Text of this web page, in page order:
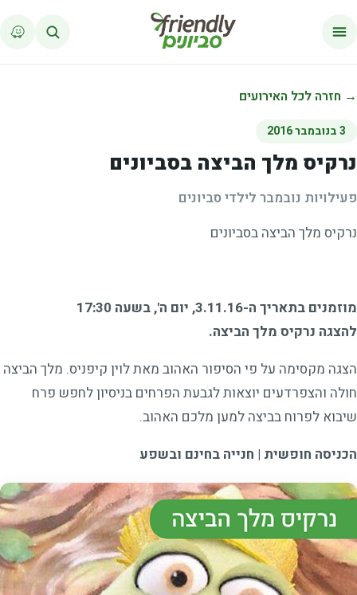
→ חזרה לכל האירועים
3 בנובמבר 2016
נרקיס מלך הביצה בסביונים
פעילויות נובמבר לילדי סביונים
נרקיס מלך הביצה בסביונים
מוזמנים בתאריך ה-3.11.16, יום ה', בשעה 17:30
להצגה נרקיס מלך הביצה.
הצגה מקסימה על פי הסיפור האהוב מאת לוין קיפניס. מלך הביצה
חולה והצפרדעים יוצאות לגבעת הפרחים בניסיון לחפש פרח
שיבוא לפרוח בביצה למען מלכם האהוב.
הכניסה חופשית | חנייה בחינם ובשפע